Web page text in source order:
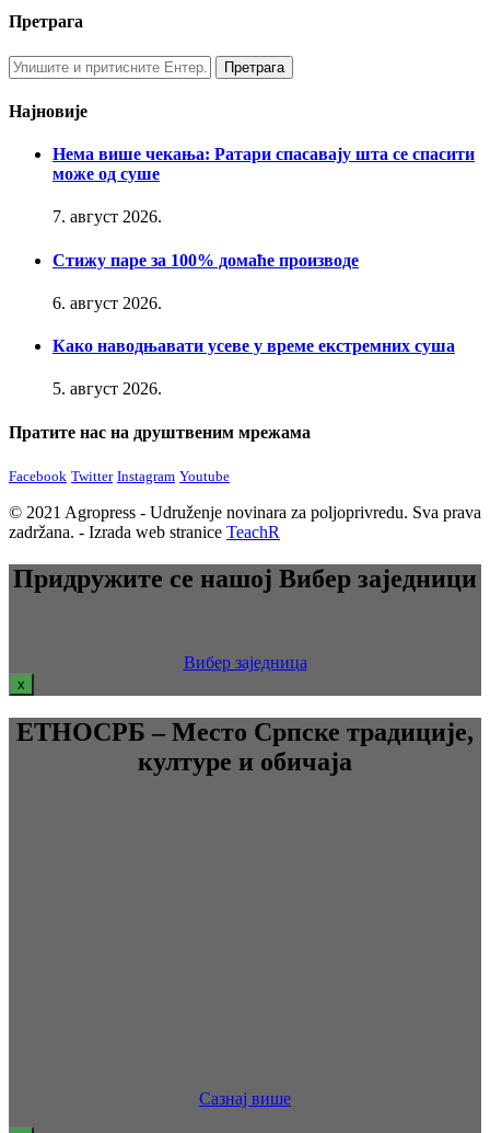
Претрага
Најновије
Нема више чекања: Ратари спасавају шта се спасити
може од суше
7. август 2026.
Стижу паре за 100% домаће производе
6. август 2026.
Како наводњавати усеве у време екстремних суша
5. август 2026.
Пратите нас на друштвеним мрежама
Facebook Twitter Instagram Youtube
© 2021 Agropress - Udruženje novinara za poljoprivredu. Sva prava
zadržana. - Izrada web stranice TeachR
Придружите се нашој Вибер заједници
Вибер заједница
x
ЕТНОСРБ – Место Српске традиције,
културе и обичаја
Сазнај више